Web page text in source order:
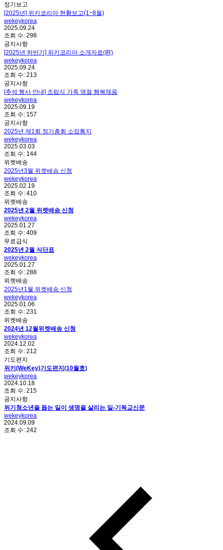
정기보고
[2025년] 위키코리아 현황보고(1~8월)
wekeykorea
2025.09.24
조회 수: 298
공지사항
[2025년 하반기] 위키코리아 소개자료(IR)
wekeykorea
2025.09.24
조회 수: 213
공지사항
[추석 행사 안내] 조립식 가족 명절 행복채움
wekeykorea
2025.09.19
조회 수: 157
공지사항
2025년 제1회 정기총회 소집통지
wekeykorea
2025.03.03
조회 수: 144
위켓배송
2025년3월 위켓배송 신청
wekeykorea
2025.02.19
조회 수: 410
위켓배송
2025년 2월 위켓배송 신청
wekeykorea
2025.01.27
조회 수: 409
무료급식
2025년 2월 식단표
wekeykorea
2025.01.27
조회 수: 288
위켓배송
2025년1월 위켓배송 신청
wekeykorea
2025.01.06
조회 수: 231
위켓배송
2024년 12월위켓배송 신청
wekeykorea
2024.12.02
조회 수: 212
기도편지
위키(WeKey)기도편지(10월호)
wekeykorea
2024.10.18
조회 수: 215
공지사항
위기청소년을 돕는 일이 생명을 살리는 일-기독교신문
wekeykorea
2024.09.09
조회 수: 242